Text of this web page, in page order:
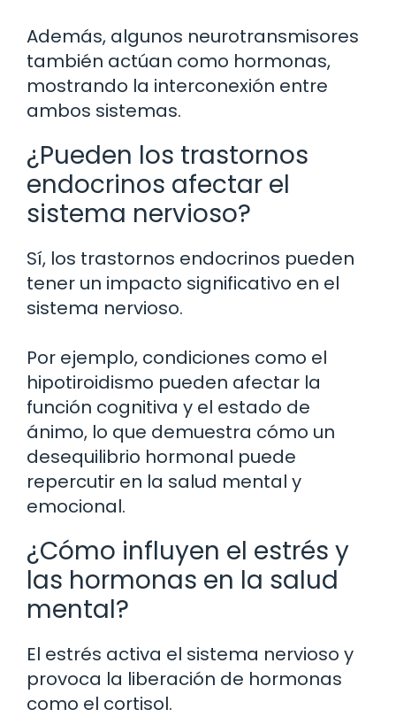
Además, algunos neurotransmisores
también actúan como hormonas,
mostrando la interconexión entre
ambos sistemas.
¿Pueden los trastornos
endocrinos afectar el
sistema nervioso?
Sí, los trastornos endocrinos pueden
tener un impacto significativo en el
sistema nervioso.
Por ejemplo, condiciones como el
hipotiroidismo pueden afectar la
función cognitiva y el estado de
ánimo, lo que demuestra cómo un
desequilibrio hormonal puede
repercutir en la salud mental y
emocional.
¿Cómo influyen el estrés y
las hormonas en la salud
mental?
El estrés activa el sistema nervioso y
provoca la liberación de hormonas
como el cortisol.